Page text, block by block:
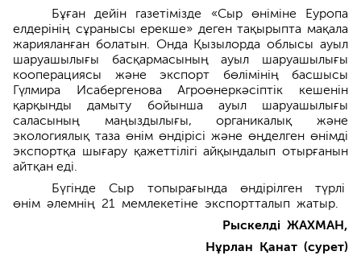
Бұған дейін газетімізде «Сыр өніміне Еуропа
елдерінің сұранысы ерекше» деген тақырыпта мақала
жарияланған болатын. Онда Қызылорда облысы ауыл
шаруашылығы басқармасының ауыл шаруашылығы
кооперациясы және экспорт бөлімінің басшысы
Гүлмира Исабергенова Агроөнеркәсіптік кешенін
қарқынды дамыту бойынша ауыл шаруашылығы
саласының маңыздылығы, органикалық және
экологиялық таза өнім өндірісі және өңделген өнімді
экспортқа шығару қажеттілігі айқындалып отырғанын
айтқан еді.
Бүгінде Сыр топырағында өндірілген түрлі
өнім әлемнің 21 мемлекетіне экспортталып жатыр.
Рыскелді ЖАХМАН,
Нұрлан Қанат (сурет)